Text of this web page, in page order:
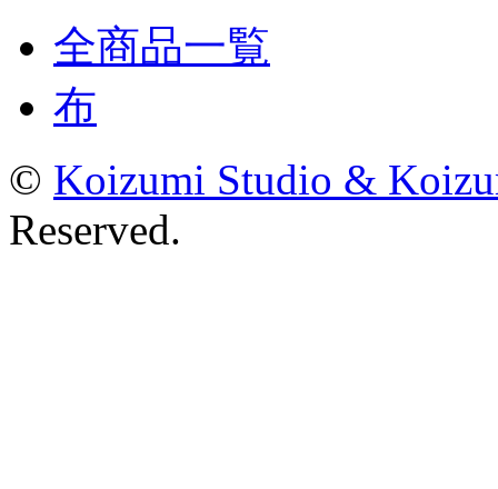
全商品一覧
布
© Koizumi Studio &
Reserved.